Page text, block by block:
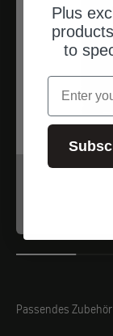
Passendes Zubehör
Plus
to
Email